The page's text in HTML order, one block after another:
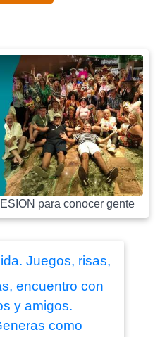
para conocer gente
Juegos, risas,
encuentro con
y amigos.
como